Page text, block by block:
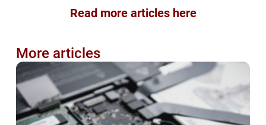
Read more articles here
More articles